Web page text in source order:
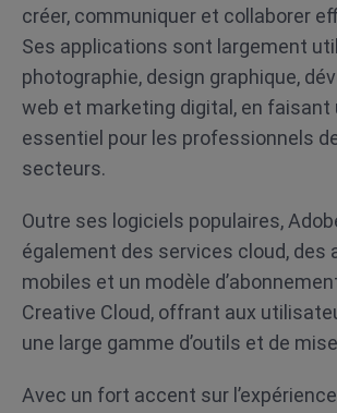
créer, communiquer et collaborer
Ses applications sont largement
photographie, design graphique,
web et marketing digital, en faisant
essentiel pour les professionnels
secteurs.
Outre ses logiciels populaires,
également des services cloud, des
mobiles et un modèle
Creative Cloud, offrant aux
une large gamme d’outils et de
Avec un fort accent sur